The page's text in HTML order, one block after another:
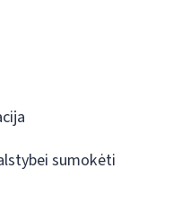
sumokėti